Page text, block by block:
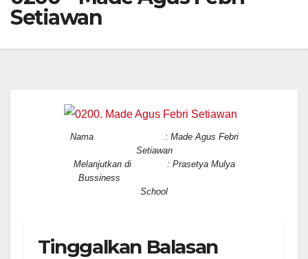
Setiawan
Nama : Made Agus Febri
Setiawan
Melanjutkan di : Prasetya Mulya
Bussiness
School
Tinggalkan Balasan